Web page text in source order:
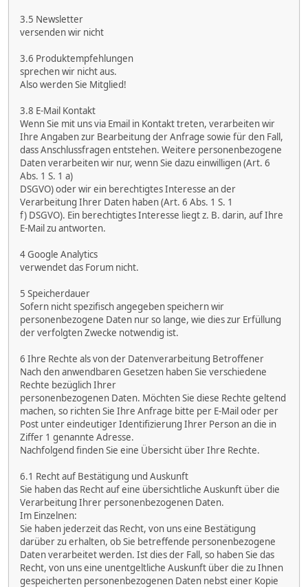
3.5 Newsletter
versenden wir nicht
3.6 Produktempfehlungen
sprechen wir nicht aus.
Also werden Sie Mitglied!
3.8 E-Mail Kontakt
Wenn Sie mit uns via Email in Kontakt treten, verarbeiten wir
Ihre Angaben zur Bearbeitung der Anfrage sowie für den Fall,
dass Anschlussfragen entstehen. Weitere personenbezogene
Daten verarbeiten wir nur, wenn Sie dazu einwilligen (Art. 6
Abs. 1 S. 1 a)
DSGVO) oder wir ein berechtigtes Interesse an der
Verarbeitung Ihrer Daten haben (Art. 6 Abs. 1 S. 1
f) DSGVO). Ein berechtigtes Interesse liegt z. B. darin, auf Ihre
E-Mail zu antworten.
4 Google Analytics
verwendet das Forum nicht.
5 Speicherdauer
Sofern nicht spezifisch angegeben speichern wir
personenbezogene Daten nur so lange, wie dies zur Erfüllung
der verfolgten Zwecke notwendig ist.
6 Ihre Rechte als von der Datenverarbeitung Betroffener
Nach den anwendbaren Gesetzen haben Sie verschiedene
Rechte bezüglich Ihrer
personenbezogenen Daten. Möchten Sie diese Rechte geltend
machen, so richten Sie Ihre Anfrage bitte per E-Mail oder per
Post unter eindeutiger Identifizierung Ihrer Person an die in
Ziffer 1 genannte Adresse.
Nachfolgend finden Sie eine Übersicht über Ihre Rechte.
6.1 Recht auf Bestätigung und Auskunft
Sie haben das Recht auf eine übersichtliche Auskunft über die
Verarbeitung Ihrer personenbezogenen Daten.
Im Einzelnen:
Sie haben jederzeit das Recht, von uns eine Bestätigung
darüber zu erhalten, ob Sie betreffende personenbezogene
Daten verarbeitet werden. Ist dies der Fall, so haben Sie das
Recht, von uns eine unentgeltliche Auskunft über die zu Ihnen
gespeicherten personenbezogenen Daten nebst einer Kopie